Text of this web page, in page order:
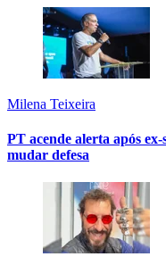
Milena Teixeira
PT acende alerta após
mudar defesa